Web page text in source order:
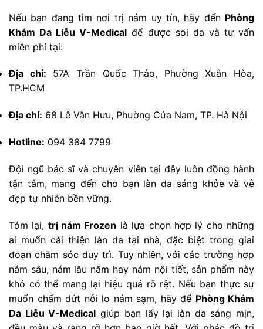
Nếu bạn đang tìm nơi trị nám uy tín, hãy đến Phòng
Khám Da Liễu V-Medical để được soi da và tư vấn
miễn phí tại:
Địa chỉ: 57A Trần Quốc Thảo, Phường Xuân Hòa,
TP.HCM
Địa chỉ: 68 Lê Văn Hưu, Phường Cửa Nam, TP. Hà Nội
Hotline: 094 384 7799
Đội ngũ bác sĩ và chuyên viên tại đây luôn đồng hành
tận tâm, mang đến cho bạn làn da sáng khỏe và vẻ
đẹp tự nhiên bền vững.
Tóm lại, trị nám Frozen là lựa chọn hợp lý cho những
ai muốn cải thiện làn da tại nhà, đặc biệt trong giai
đoạn chăm sóc duy trì. Tuy nhiên, với các trường hợp
nám sâu, nám lâu năm hay nám nội tiết, sản phẩm này
khó có thể mang lại hiệu quả rõ rệt. Nếu bạn thực sự
muốn chấm dứt nỗi lo nám sạm, hãy để Phòng Khám
Da Liễu V-Medical giúp bạn lấy lại làn da sáng mịn,